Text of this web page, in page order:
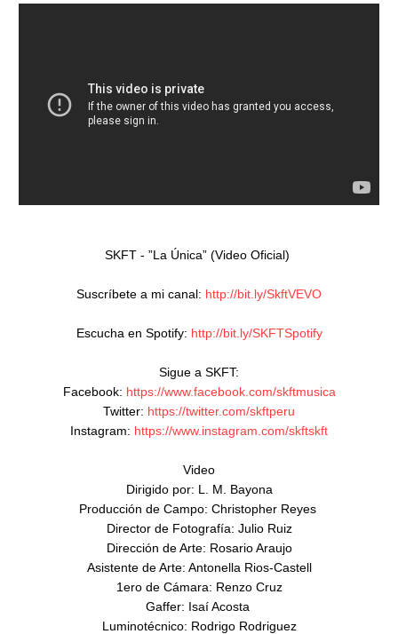
SKFT - ”La Única” (Video Oficial)
Suscríbete a mi canal: http://bit.ly/SkftVEVO
Escucha en Spotify: http://bit.ly/SKFTSpotify
Sigue a SKFT:
Facebook: https://www.facebook.com/skftmusica
Twitter: https://twitter.com/skftperu
Instagram: https://www.instagram.com/skftskft
Video
Dirigido por: L. M. Bayona
Producción de Campo: Christopher Reyes
Director de Fotografía: Julio Ruiz
Dirección de Arte: Rosario Araujo
Asistente de Arte: Antonella Rios-Castell
1ero de Cámara: Renzo Cruz
Gaffer: Isaí Acosta
Luminotécnico: Rodrigo Rodriguez